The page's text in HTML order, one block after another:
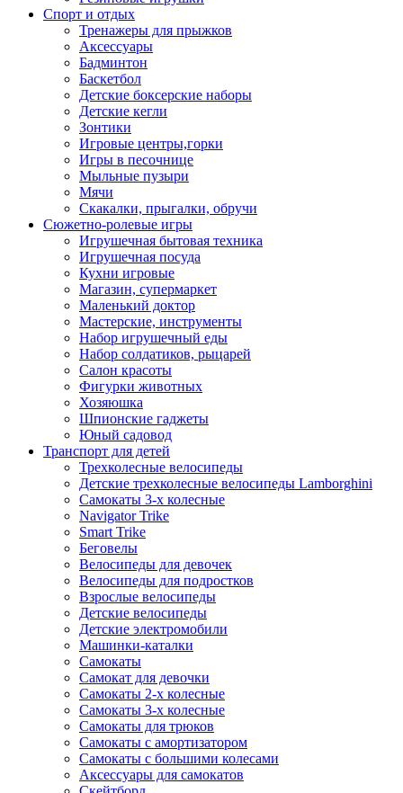
Спорт и отдых
Тренажеры для прыжков
Аксессуары
Бадминтон
Баскетбол
Детские боксерские наборы
Детские кегли
Зонтики
Игровые центры,горки
Игры в песочнице
Мыльные пузыри
Мячи
Скакалки, прыгалки, обручи
Сюжетно-ролевые игры
Игрушечная бытовая техника
Игрушечная посуда
Кухни игровые
Магазин, супермаркет
Маленький доктор
Мастерские, инструменты
Набор игрушечный еды
Набор солдатиков, рыцарей
Салон красоты
Фигурки животных
Хозяюшка
Шпионские гаджеты
Юный садовод
Транспорт для детей
Трехколесные велосипеды
Детские трехколесные велосипеды Lamborghini
Самокаты 3-х колесные
Navigator Trike
Smart Trike
Беговелы
Велосипеды для девочек
Велосипеды для подростков
Взрослые велосипеды
Детские велосипеды
Детские электромобили
Машинки-каталки
Самокаты
Самокат для девочки
Самокаты 2-х колесные
Самокаты 3-х колесные
Самокаты для трюков
Самокаты с амортизатором
Самокаты с большими колесами
Аксессуары для самокатов